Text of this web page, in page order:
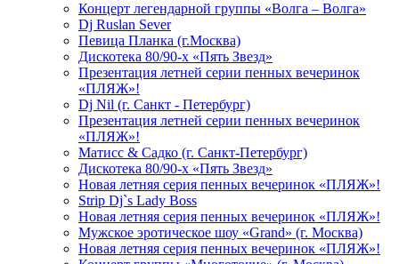
Концерт легендарной группы «Волга – Волга»
Dj Ruslan Sever
Певица Планка (г.Москва)
Дискотека 80/90-х «Пять Звезд»
Презентация летней серии пенных вечеринок
«ПЛЯЖ»!
Dj Nil (г. Санкт - Петербург)
Презентация летней серии пенных вечеринок
«ПЛЯЖ»!
Матисс & Садко (г. Санкт-Петербург)
Дискотека 80/90-х «Пять Звезд»
Новая летняя серия пенных вечеринок «ПЛЯЖ»!
Strip Dj`s Lady Boss
Новая летняя серия пенных вечеринок «ПЛЯЖ»!
Мужское эротическое шоу «Grand» (г. Москва)
Новая летняя серия пенных вечеринок «ПЛЯЖ»!